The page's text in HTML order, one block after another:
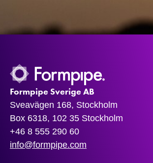
Formpipe Sverige AB
Sveavägen 168, Stockholm
Box 6318, 102 35 Stockholm
+46 8 555 290 60
info@formpipe.com